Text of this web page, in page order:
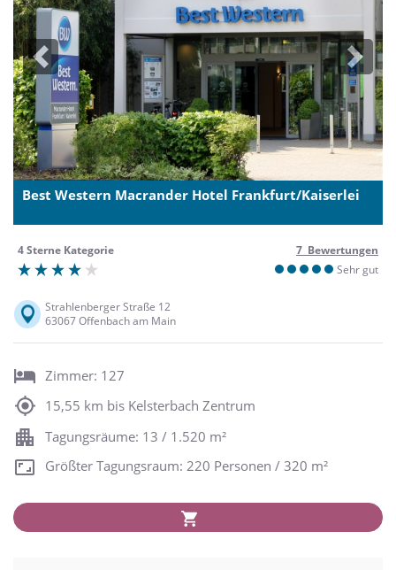
Previous Next
Best Western Macrander Hotel Frankfurt/Kaiserlei
4 Sterne Kategorie
7 Bewertungen
Sehr gut
Strahlenberger Straße 12
63067 Offenbach am Main
Zimmer: 127
15,55 km bis Kelsterbach Zentrum
Tagungsräume: 13 / 1.520 m²
Größter Tagungsraum: 220 Personen / 320 m²